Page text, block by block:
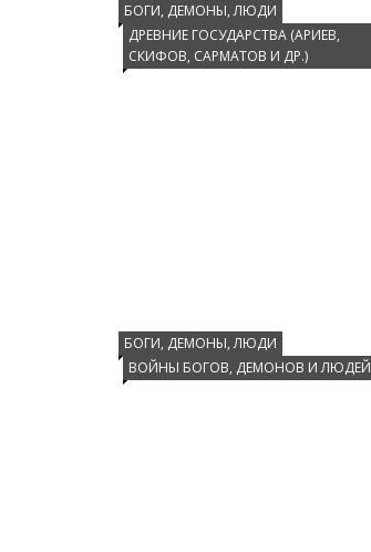
БОГИ, ДЕМОНЫ, ЛЮДИ
ДРЕВНИЕ ГОСУДАРСТВА (АРИЕВ,
СКИФОВ, САРМАТОВ И ДР.)
БОГИ, ДЕМОНЫ, ЛЮДИ
ВОЙНЫ БОГОВ, ДЕМОНОВ И ЛЮДЕЙ